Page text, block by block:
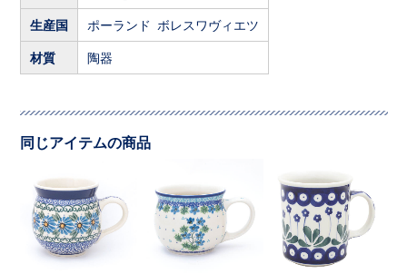
生産国 ポーランド ボレスワヴィエツ
材質 陶器
同じアイテムの商品